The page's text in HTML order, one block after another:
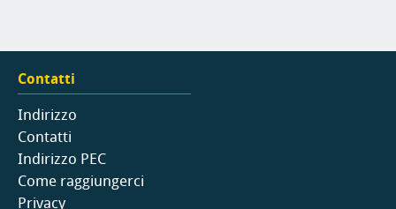
Contatti
Indirizzo
Contatti
Indirizzo PEC
Come raggiungerci
Privacy